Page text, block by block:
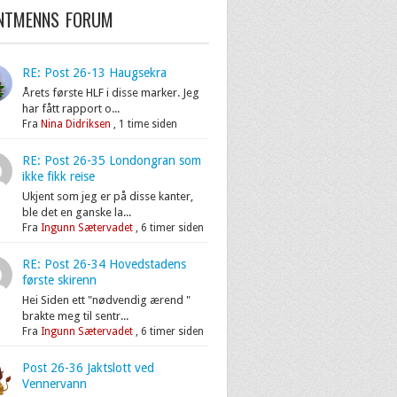
FORUM
RE: Post 26-13 Haugsekra
Årets første HLF i disse marker. Jeg
har fått rapport o...
Fra Nina Didriksen , 1 time siden
RE: Post 26-35 Londongran som
ikke fikk reise
Ukjent som jeg er på disse kanter,
ble det en ganske la...
Fra Ingunn Sætervadet, 6 timer siden
RE: Post 26-34 Hovedstadens
første skirenn
Hei Siden ett "nødvendig ærend "
brakte meg til sentr...
Fra Ingunn Sætervadet, 6 timer siden
Post 26-36 Jaktslott ved
Vennervann